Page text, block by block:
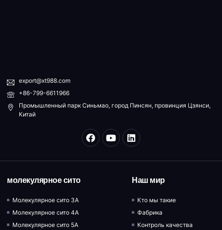
export@xt988.com
+86-799-6611966
Промышленный парк Синьмао, город Пинсян, провинция Цзянси,
Китай
молекулярное сито
Молекулярное сито 3A
Молекулярное сито 4A
Молекулярное сито 5A
Наш мир
Кто мы такие
Фабрика
Контроль качества